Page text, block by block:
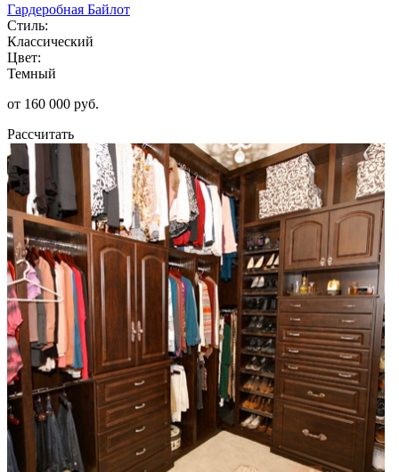
Гардеробная Байлот
Стиль:
Классический
Цвет:
Темный
от 160 000 руб.
Рассчитать